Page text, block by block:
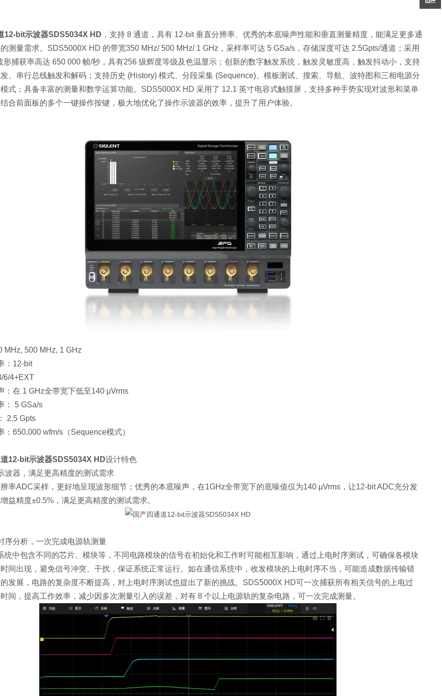
12-bit示波器SDS5034X HD ，支持 8 通道，具有 12-bit 垂直分辨率、优秀的本底噪声性能和垂直测量精度，能满足更多通
测量需求。SDS5000X HD 的带宽350 MHz/ 500 MHz/ 1 GHz，采样率可达 5 GSa/s，存储深度可达 2.5Gpts/通道；采用
形捕获率高达 650 000 帧/秒，具有256 级辉度等级及色温显示；创新的数字触发系统，触发灵敏度高，触发抖动小，支持
、串行总线触发和解码；支持历史 (History) 模式、分段采集 (Sequence)、模板测试、搜索、导航、波特图和三相电源分
式；具备丰富的测量和数学运算功能。SDS5000X HD 采用了 12.1 英寸电容式触摸屏，支持多种手势实现对波形和菜单
合前面板的多个一键操作按键，极大地优化了操作示波器的效率，提升了用户体验。
MHz, 500 MHz, 1 GHz
：12-bit
6/4+EXT
：在 1 GHz全带宽下低至140 μVrms
： 5 GSa/s
2.5 Gpts
：650,000 wfm/s（Sequence模式）
道12-bit示波器SDS5034X HD设计特色
波器，满足更高精度的测试需求
率ADC采样，更好地呈现波形细节；优秀的本底噪声，在1GHz全带宽下的底噪值仅为140 μVrms，让12-bit ADC充分发
益精度±0.5%，满足更高精度的测试需求。
序分析，一次完成电源轨测量
统中包含不同的芯片、模块等，不同电路模块的信号在初始化和工作时可能相互影响，通过上电时序测试，可确保各模块
间出现，避免信号冲突、干扰，保证系统正常运行。如在通信系统中，收发模块的上电时序不当，可能造成数据传输错
发展，电路的复杂度不断提高，对上电时序测试也提出了新的挑战。SDS5000X HD可一次捕获所有相关信号的上电过
间，提高工作效率，减少因多次测量引入的误差，对有 8 个以上电源轨的复杂电路，可一次完成测量。